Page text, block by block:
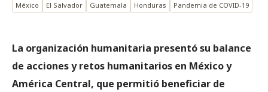
México El Salvador Guatemala Honduras Pandemia de COVID-19
La organización humanitaria presentó su balance
de acciones y retos humanitarios en México y
América Central, que permitió beneficiar de